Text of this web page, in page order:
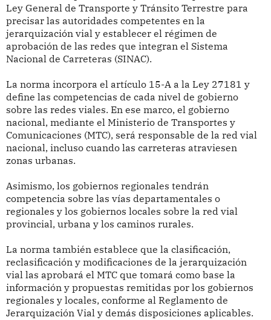
Ley General de Transporte y Tránsito Terrestre para
precisar las autoridades competentes en la
jerarquización vial y establecer el régimen de
aprobación de las redes que integran el Sistema
Nacional de Carreteras (SINAC).
La norma incorpora el artículo 15-A a la Ley 27181 y
define las competencias de cada nivel de gobierno
sobre las redes viales. En ese marco, el gobierno
nacional, mediante el Ministerio de Transportes y
Comunicaciones (MTC), será responsable de la red vial
nacional, incluso cuando las carreteras atraviesen
zonas urbanas.
Asimismo, los gobiernos regionales tendrán
competencia sobre las vías departamentales o
regionales y los gobiernos locales sobre la red vial
provincial, urbana y los caminos rurales.
La norma también establece que la clasificación,
reclasificación y modificaciones de la jerarquización
vial las aprobará el MTC que tomará como base la
información y propuestas remitidas por los gobiernos
regionales y locales, conforme al Reglamento de
Jerarquización Vial y demás disposiciones aplicables.